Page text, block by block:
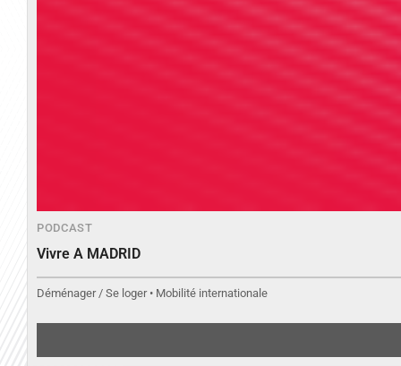
PODCAST
Vivre A MADRID
Déménager / Se loger • Mobilité internationale